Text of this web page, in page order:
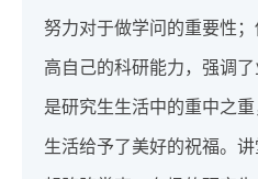
努力对于做学问的重要性
高自己的科研能力，强调
是研究生生活中的重中之
生活给予了美好的祝福。